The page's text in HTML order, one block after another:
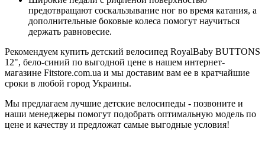
предотвращают соскальзывание ног во время катания, а
дополнительные боковые колеса помогут научиться
держать равновесие.
Рекомендуем купить детский велосипед RoyalBaby BUTTONS
12", бело-синий по выгодной цене в нашем интернет-
магазине Fitstore.com.ua и мы доставим вам ее в кратчайшие
сроки в любой город Украины.
Мы предлагаем лучшие детские велосипеды - позвоните и
наши менеджеры помогут подобрать оптимальную модель по
цене и качеству и предложат самые выгодные условия!